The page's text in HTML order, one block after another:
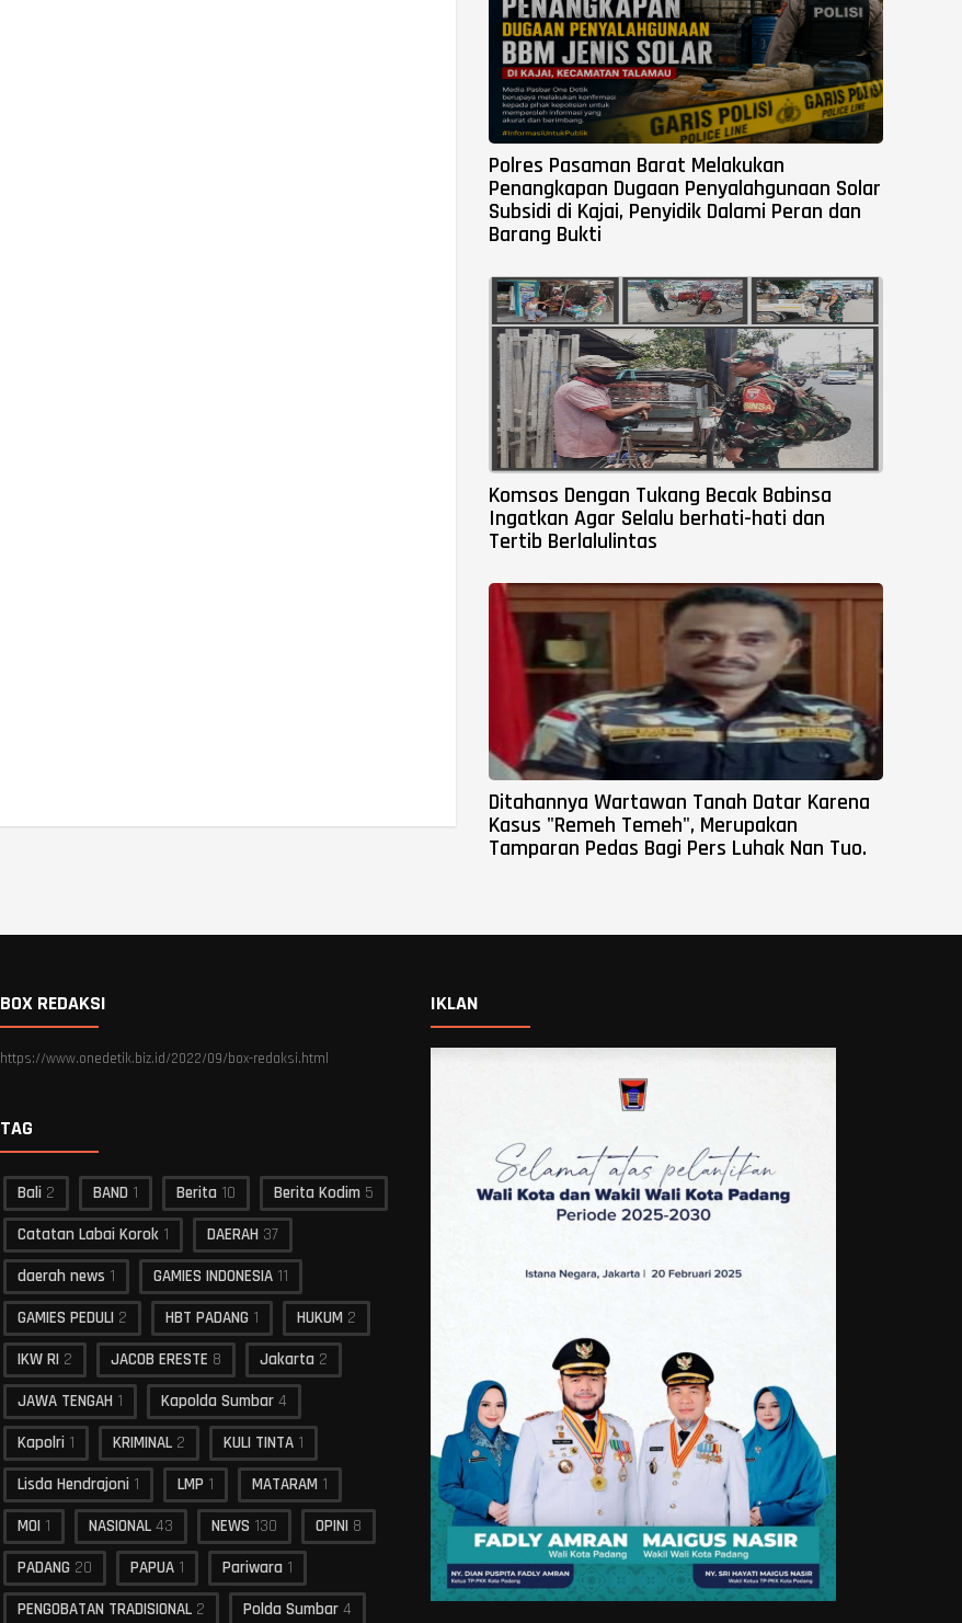
Polres Pasaman Barat Melakukan
Penangkapan Dugaan Penyalahgunaan Solar
Subsidi di Kajai, Penyidik Dalami Peran dan
Barang Bukti
Komsos Dengan Tukang Becak Babinsa
Ingatkan Agar Selalu berhati-hati dan
Tertib Berlalulintas
Ditahannya Wartawan Tanah Datar Karena
Kasus "Remeh Temeh", Merupakan
Tamparan Pedas Bagi Pers Luhak Nan Tuo.
BOX REDAKSI
https://www.onedetik.biz.id/2022/09/box-redaksi.html
TAG
Bali 2 BAND 1 Berita 10 Berita Kodim 5
Catatan Labai Korok 1 DAERAH 37
daerah news 1 GAMIES INDONESIA 11
GAMIES PEDULI 2 HBT PADANG 1 HUKUM 2
IKW RI 2 JACOB ERESTE 8 Jakarta 2
JAWA TENGAH 1 Kapolda Sumbar 4
Kapolri 1 KRIMINAL 2 KULI TINTA 1
Lisda Hendrajoni 1 LMP 1 MATARAM 1
MOI 1 NASIONAL 43 NEWS 130 OPINI 8
PADANG 20 PAPUA 1 Pariwara 1
PENGOBATAN TRADISIONAL 2 Polda Sumbar 4
IKLAN